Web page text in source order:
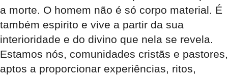
a morte. O homem não é só corpo material. É
também espirito e vive a partir da sua
interioridade e do divino que nela se revela.
Estamos nós, comunidades cristãs e pastores,
aptos a proporcionar experiências, ritos,